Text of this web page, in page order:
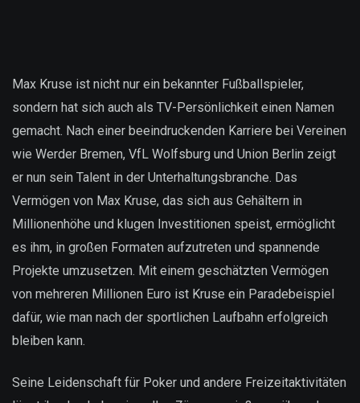
Max Kruse ist nicht nur ein bekannter Fußballspieler,
sondern hat sich auch als TV-Persönlichkeit einen Namen
gemacht. Nach einer beeindruckenden Karriere bei Vereinen
wie Werder Bremen, VfL Wolfsburg und Union Berlin zeigt
er nun sein Talent in der Unterhaltungsbranche. Das
Vermögen von Max Kruse, das sich aus Gehältern in
Millionenhöhe und klugen Investitionen speist, ermöglicht
es ihm, in großen Formaten aufzutreten und spannende
Projekte umzusetzen. Mit einem geschätzten Vermögen
von mehreren Millionen Euro ist Kruse ein Paradebeispiel
dafür, wie man nach der sportlichen Laufbahn erfolgreich
bleiben kann.
Seine Leidenschaft für Poker und andere Freizeitaktivitäten